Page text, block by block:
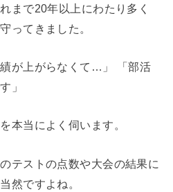
まで20年以上にわたり多く
ってきました。
績が上がらなくて…」 「部活
」
本当によく伺います。
テストの点数や大会の結果に
然ですよね。